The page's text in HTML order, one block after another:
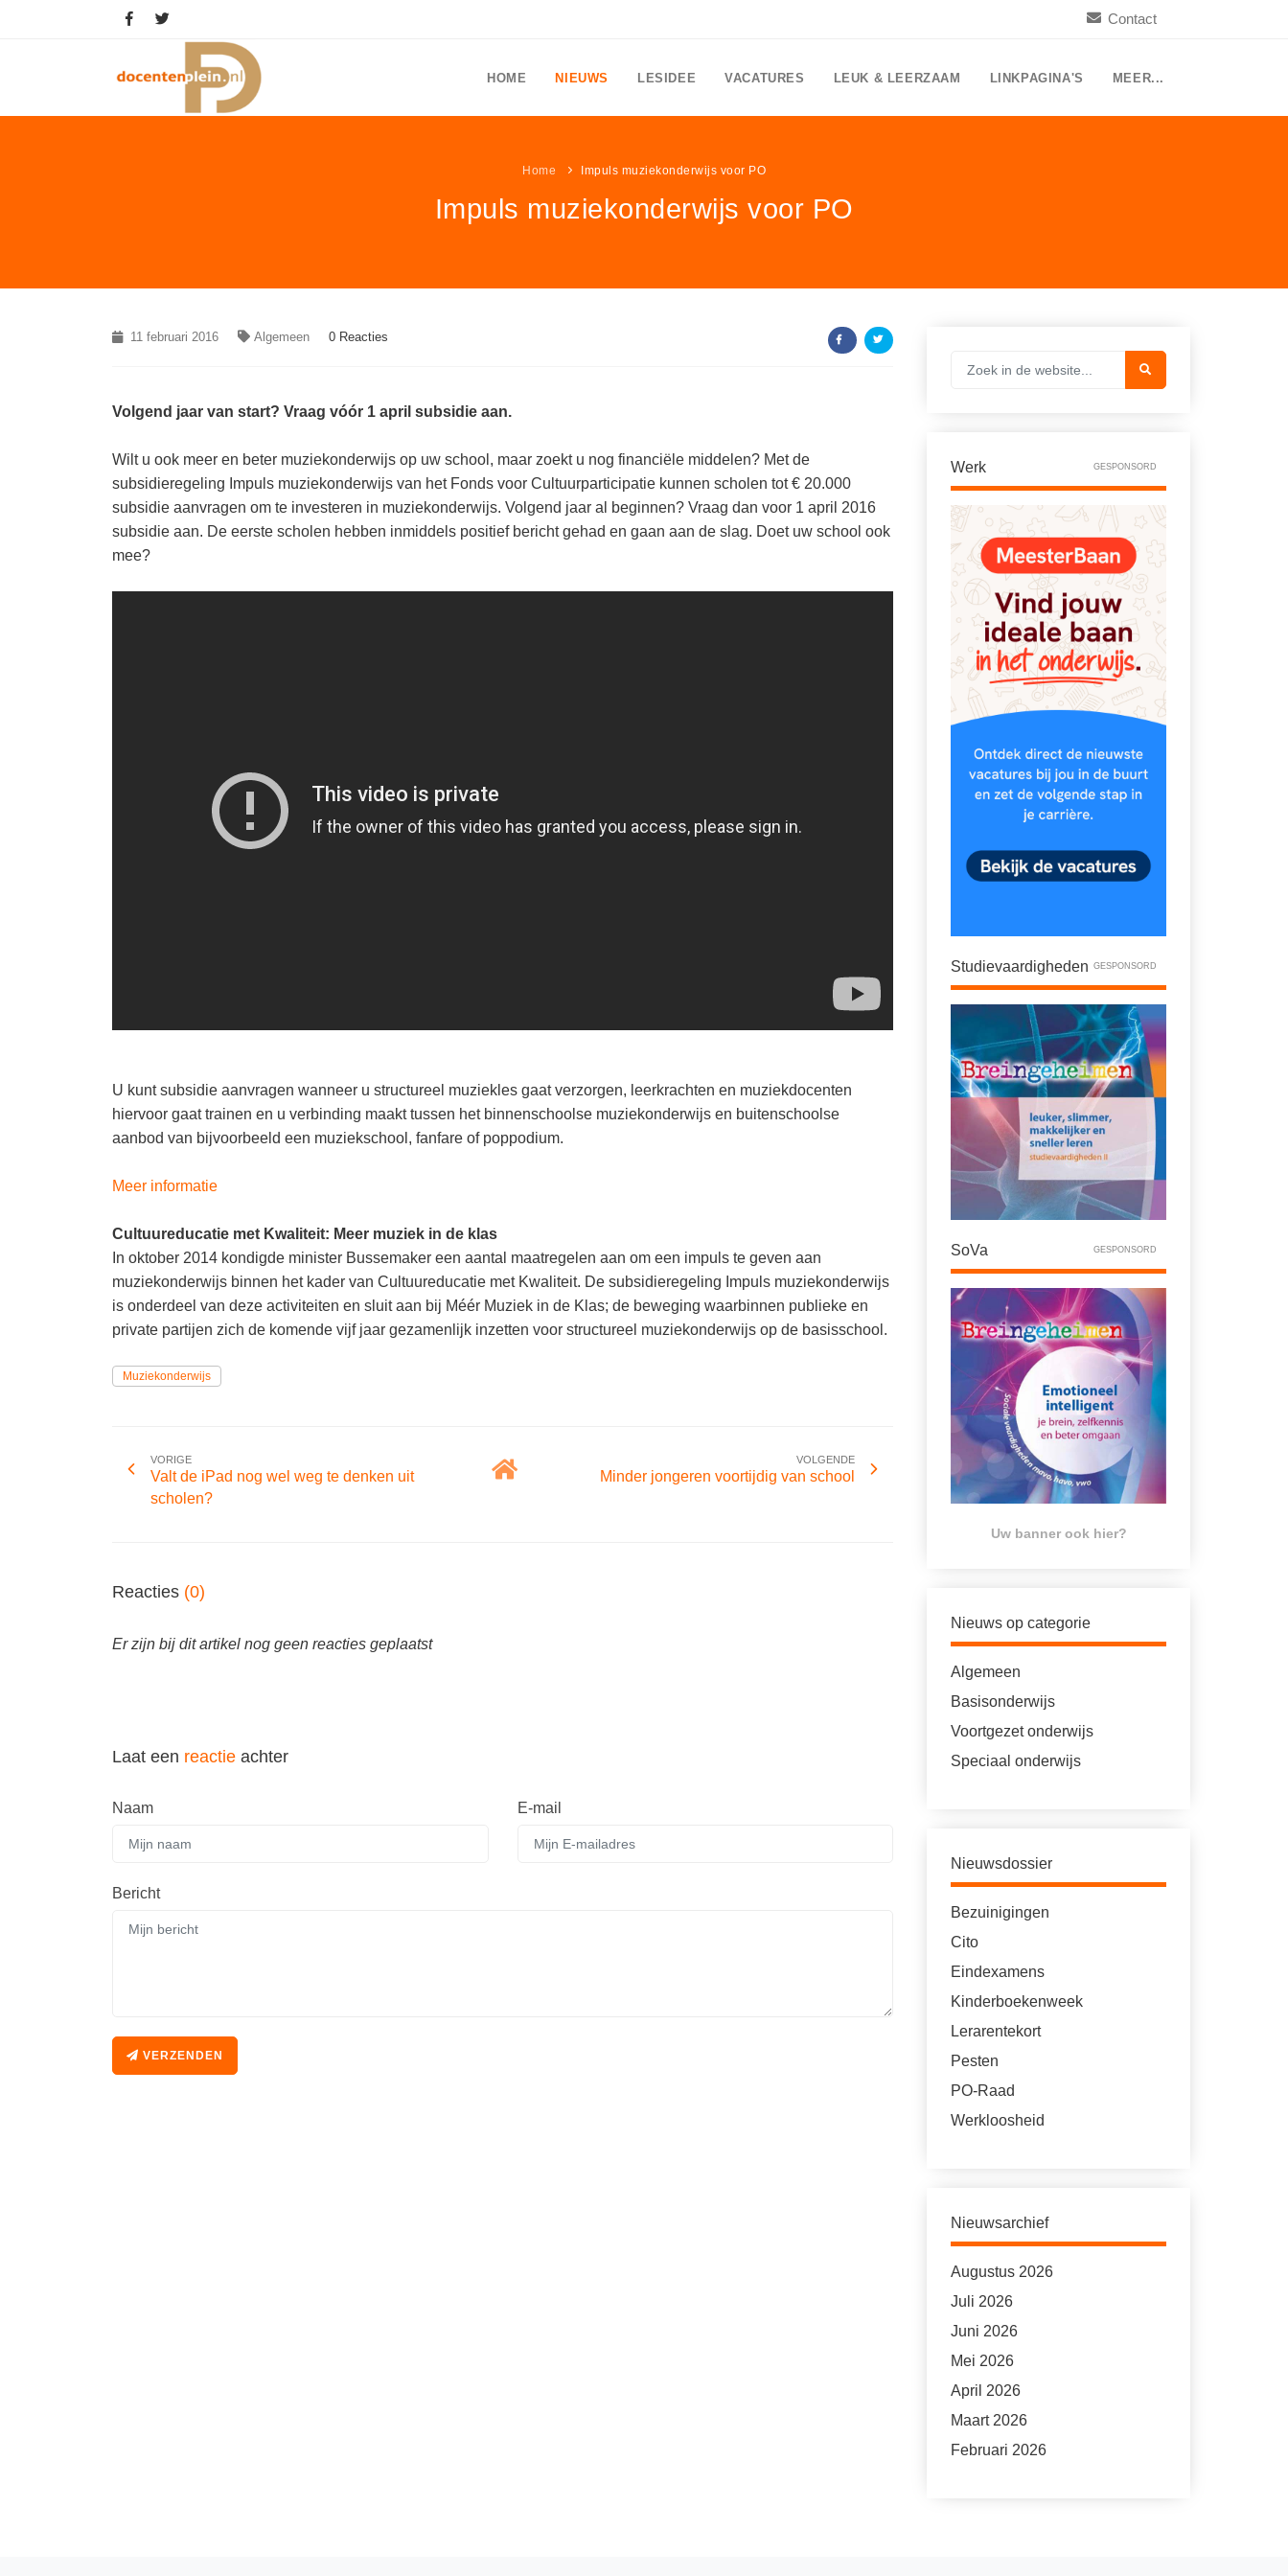
Contact
HOME NIEUWS LESIDEE VACATURES LEUK & LEERZAAM LINKPAGINA'S MEER...
Home Impuls muziekonderwijs voor PO
Impuls muziekonderwijs voor PO
11 februari 2016 Algemeen 0 Reacties
Volgend jaar van start? Vraag vóór 1 april subsidie aan.
Wilt u ook meer en beter muziekonderwijs op uw school, maar zoekt u nog financiële middelen? Met de
subsidieregeling Impuls muziekonderwijs van het Fonds voor Cultuurparticipatie kunnen scholen tot € 20.000
subsidie aanvragen om te investeren in muziekonderwijs. Volgend jaar al beginnen? Vraag dan voor 1 april 2016
subsidie aan. De eerste scholen hebben inmiddels positief bericht gehad en gaan aan de slag. Doet uw school ook
mee?
U kunt subsidie aanvragen wanneer u structureel muziekles gaat verzorgen, leerkrachten en muziekdocenten
hiervoor gaat trainen en u verbinding maakt tussen het binnenschoolse muziekonderwijs en buitenschoolse
aanbod van bijvoorbeeld een muziekschool, fanfare of poppodium.
Meer informatie
Cultuureducatie met Kwaliteit: Meer muziek in de klas
In oktober 2014 kondigde minister Bussemaker een aantal maatregelen aan om een impuls te geven aan
muziekonderwijs binnen het kader van Cultuureducatie met Kwaliteit. De subsidieregeling Impuls muziekonderwijs
is onderdeel van deze activiteiten en sluit aan bij Méér Muziek in de Klas; de beweging waarbinnen publieke en
private partijen zich de komende vijf jaar gezamenlijk inzetten voor structureel muziekonderwijs op de basisschool.
Muziekonderwijs
VORIGE
Valt de iPad nog wel weg te denken uit
scholen?
VOLGENDE
Minder jongeren voortijdig van school
Reacties (0)
Er zijn bij dit artikel nog geen reacties geplaatst
Laat een reactie achter
Naam E-mail
Bericht
VERZENDEN
Werk GESPONSORD
Studievaardigheden GESPONSORD
SoVa GESPONSORD
Uw banner ook hier?
Nieuws op categorie
Algemeen
Basisonderwijs
Voortgezet onderwijs
Speciaal onderwijs
Nieuwsdossier
Bezuinigingen
Cito
Eindexamens
Kinderboekenweek
Lerarentekort
Pesten
PO-Raad
Werkloosheid
Nieuwsarchief
Augustus 2026
Juli 2026
Juni 2026
Mei 2026
April 2026
Maart 2026
Februari 2026